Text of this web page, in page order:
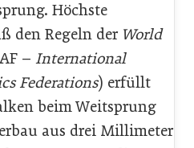
Höchste
den Regeln der World
– International
Federations) erfüllt
beim Weitsprung
aus drei Millimeter